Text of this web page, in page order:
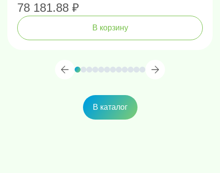
78 181.88 ₽
В корзину
В каталог